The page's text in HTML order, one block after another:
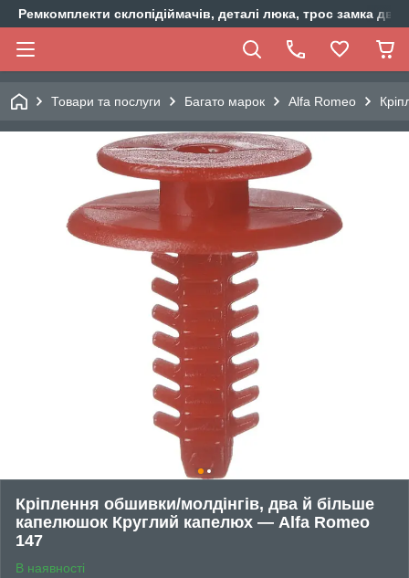
Ремкомплекти склопідіймачів, деталі люка, трос замка
Товари та послуги Багато марок Alfa Romeo
Кріплення обшивки/молдінгів, два й більше
капелюшок Круглий капелюх — Alfa Romeo
147
В наявності